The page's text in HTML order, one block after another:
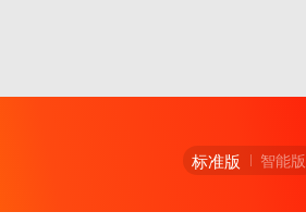
标准版 智能版